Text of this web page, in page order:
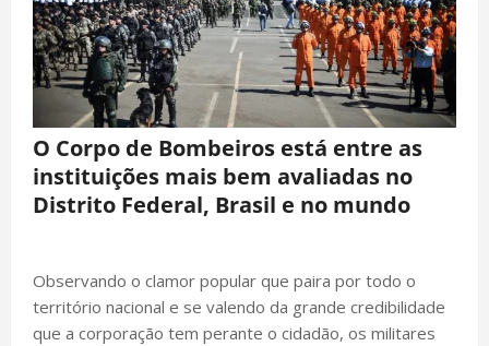
O Corpo de Bombeiros está entre as
instituições mais bem avaliadas no
Distrito Federal, Brasil e no mundo
Observando o clamor popular que paira por todo o
território nacional e se valendo da grande credibilidade
que a corporação tem perante o cidadão, os militares